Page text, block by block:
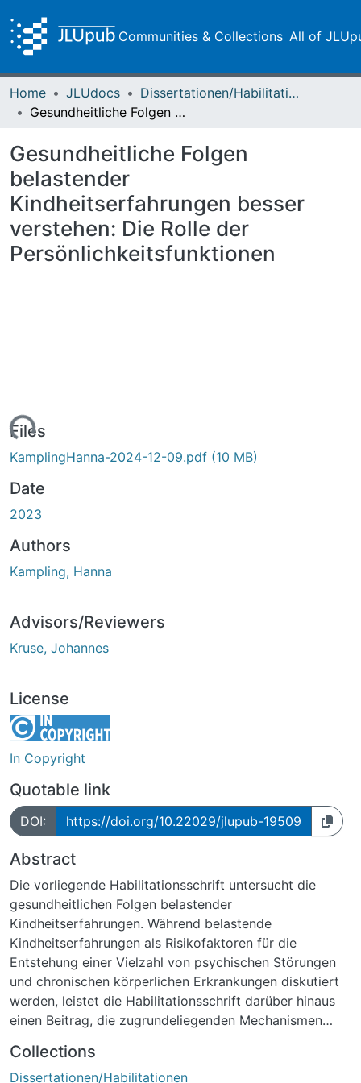
Communities & Collections All of
Home JLUdocs
Dissertationen/Habilitationen
Gesundheitliche Folgen belastender Kindheitserfahrungen besser verstehen: Die Rolle der Persönlichkeitsfunktionen
Gesundheitliche Folgen
belastender
Kindheitserfahrungen besser
verstehen: Die Rolle der
Persönlichkeitsfunktionen
Files
KamplingHanna-2024-12-09.pdf (10 MB)
Date
2023
Authors
Kampling, Hanna
Advisors/Reviewers
Kruse, Johannes
License
In Copyright
Quotable link
DOI: https://doi.org/10.22029/jlupub-19509
Abstract
Die vorliegende Habilitationsschrift untersucht die
gesundheitlichen Folgen belastender
Kindheitserfahrungen. Während belastende
Kindheitserfahrungen als Risikofaktoren für die
Entstehung einer Vielzahl von psychischen Störungen
und chronischen körperlichen Erkrankungen diskutiert
werden, leistet die Habilitationsschrift darüber hinaus
einen Beitrag, die zugrundeliegenden Mechanismen
Bedeutung der Persönlichkeitsfunktionen –
insbesondere Strukturniveau, Mentalisierungsfähigkeit
Collections
Dissertationen/Habilitationen